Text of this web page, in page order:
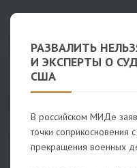
РАЗВАЛИТЬ
И ЭКСПЕРТЫ О
США
В российском МИДе
точки
прекращения военных